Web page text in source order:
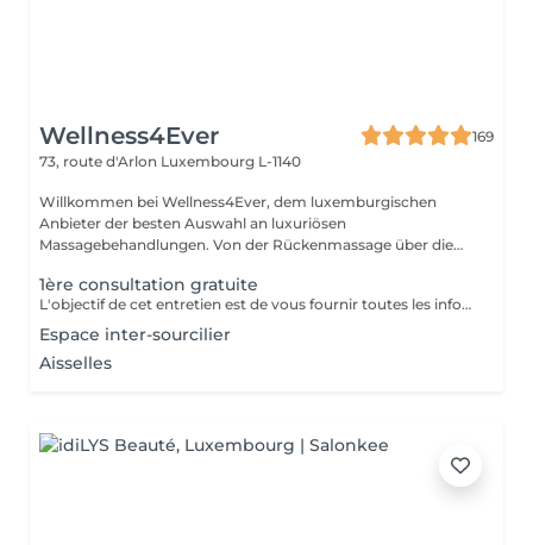
Wellness4Ever
169
73, route d'Arlon Luxembourg L-1140
Willkommen bei Wellness4Ever, dem luxemburgischen
Anbieter der besten Auswahl an luxuriösen
Massagebehandlungen. Von der Rückenmassage über die
1ère consultation gratuite
L'objectif de cet entretien est de vous fournir toutes les informations concernant votre protocole d'épilation laser mais également d'avoir les renseignements médicaux nécessaire pour pratiquer le laser. Si vous disposez d'un ordonnance médicale et/ou d'un traitement médicamenteux nous vous demandons de les apporter lors de votre 1er RDV.
Espace inter-sourcilier
Aisselles